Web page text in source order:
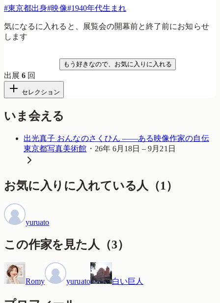
#東京都出身#映像#1940年代生まれ
気になるに入れると、展覧会の開幕前と終了前にお知らせ
します
もう好きなので、お気に入りに入れる
出展6 回
セレクション
いま会える
出光真子 おんなのさくひん ――ある映像作家の自伝
東京都写真美術館 ・ 26年 6月18日 – 9月21日
お気に入りに入れている人 （1）
yuruato
この作家を見た人 （3）
Romy yuruato 白い巨人